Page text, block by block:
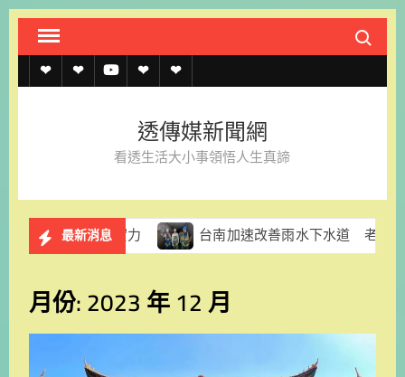
Skip
content
Search
透
約
透
上
記
名
單
透 聯
我
官
LINE
透傳媒新聞網
看透生活大小事領悟人生真諦
最新消息
台南加速改善雨水下水道 老舊箱涵修繕與排水建設同步推
月份:2023 年 12 月